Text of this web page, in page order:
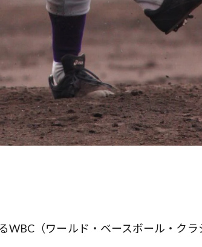
WBC（ワールド・ベースボール・クラ